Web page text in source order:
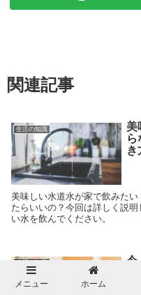
関連記事
生活の知識
美
ら
き
美味しい水道水が家で飲みた
たらいいの？今回は詳しく説
い水を飲んでください。
生活の知識
今
メニュー ホーム